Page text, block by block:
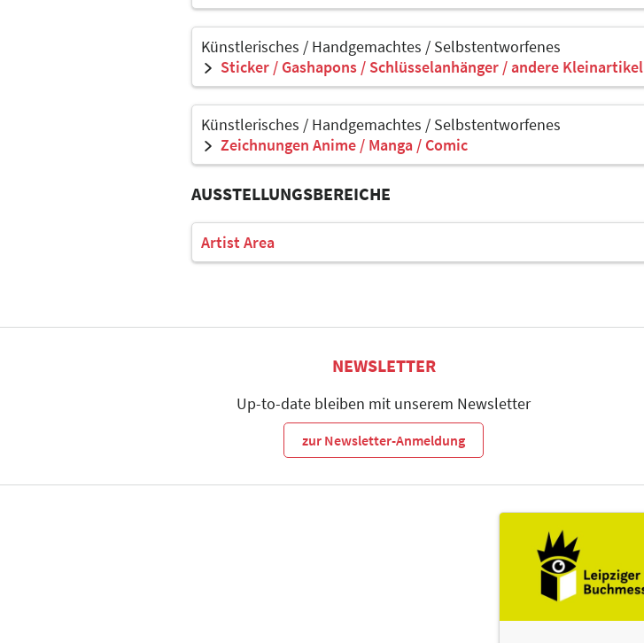
Künstlerisches / Handgemachtes / Selbstentworfenes
Sticker / Gashapons / Schlüsselanhänger / andere Kleinartikel
Künstlerisches / Handgemachtes / Selbstentworfenes
Zeichnungen Anime / Manga / Comic
AUSSTELLUNGSBEREICHE
Artist Area
NEWSLETTER
Up-to-date bleiben mit unserem Newsletter
zur Newsletter-Anmeldung